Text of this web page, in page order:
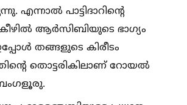
എന്നാല്‍ പാട്ടിദാറിന്റെ
ആർസിബിയുടെ ഭാഗ്യം
തങ്ങളുടെ കിരീടം
തൊട്ടരികിലാണ് റോയല്‍